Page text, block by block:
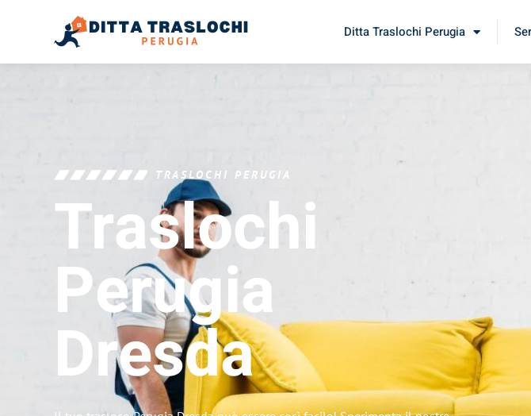
Ditta Traslochi Perugia
TRASLOCHI PERUGIA
Traslochi
Perugia
Dresda